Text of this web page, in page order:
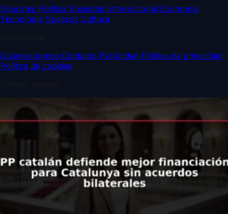
Deportes Política Sociedad Internacional Economía
Tecnología Sucesos Cultura
Quiénes somos Contacto Publicidad Política de privacidad
Política de cookies